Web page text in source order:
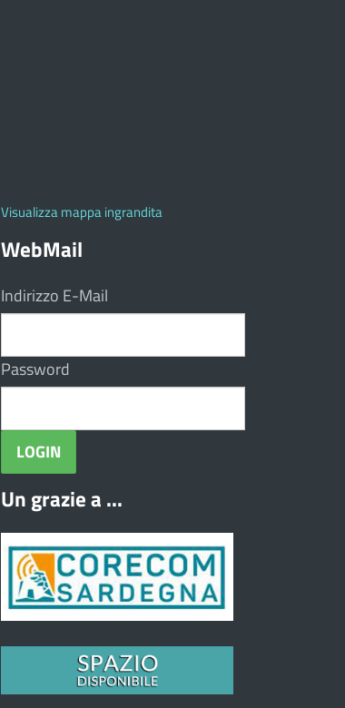
Visualizza mappa ingrandita
WebMail
Indirizzo E-Mail
Password
Un grazie a ...